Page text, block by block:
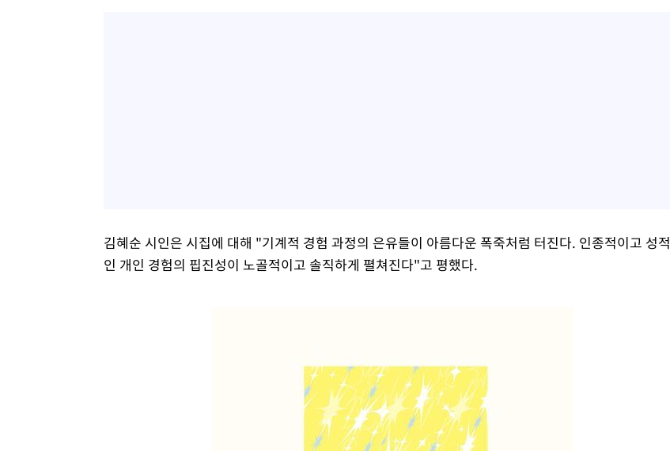
김혜순 시인은 시집에 대해 "기계적 경험 과정의 은유들이 아름다운 폭죽처럼 터진다. 인종적이고 성적
인 개인 경험의 핍진성이 노골적이고 솔직하게 펼쳐진다"고 평했다.